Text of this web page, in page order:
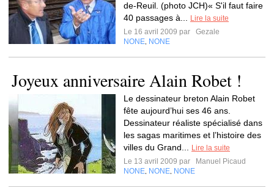
de-Reuil. (photo JCH)« S'il faut faire
40 passages à...
Lire la suite
Le 16 avril 2009 par
Gezale
NONE NONE
Joyeux anniversaire Alain Robet !
Le dessinateur breton Alain Robet
fête aujourd’hui ses 46 ans.
Dessinateur réaliste spécialisé dans
les sagas maritimes et l’histoire des
villes du Grand...
Lire la suite
Le 13 avril 2009 par
Manuel Picaud
NONE NONE NONE